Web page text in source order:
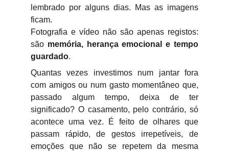
lembrado por alguns dias. Mas as imagens
ficam.
Fotografia e vídeo não são apenas registos:
são memória, herança emocional e tempo
guardado.
Quantas vezes investimos num jantar fora
com amigos ou num gasto momentâneo que,
passado algum tempo, deixa de ter
significado? O casamento, pelo contrário, só
acontece uma vez. É feito de olhares que
passam rápido, de gestos irrepetíveis, de
emoções que não se repetem da mesma